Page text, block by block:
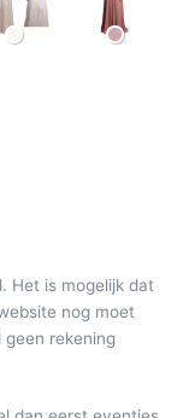
Het is mogelijk dat
nog moet
rekening